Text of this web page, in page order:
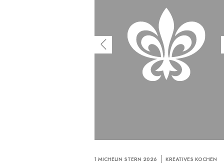
1 MICHELIN STERN 2026 KREATIVES KOCHEN